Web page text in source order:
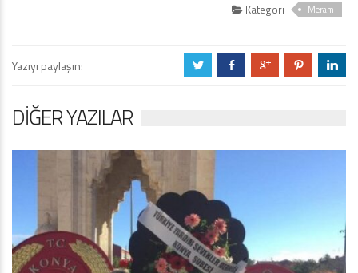
Kategori Meram
Yazıyı paylaşın: a b c d j
DIĞER YAZILAR